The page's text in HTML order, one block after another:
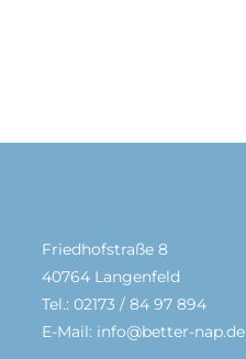
Friedhofstraße 8
40764 Langenfeld
Tel.: 02173 / 84 97 894
E-Mail: info@better-nap.de